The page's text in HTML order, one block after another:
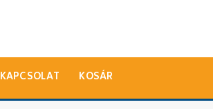
KAPCSOLAT KOSÁR